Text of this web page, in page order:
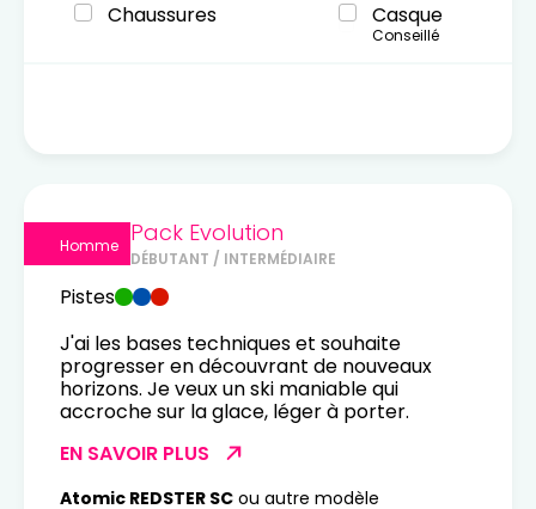
Chaussures Casque
Conseillé
Homme Pack Evolution
DÉBUTANT / INTERMÉDIAIRE
Pistes
J'ai les bases techniques et souhaite
progresser en découvrant de nouveaux
horizons. Je veux un ski maniable qui
accroche sur la glace, léger à porter.
EN SAVOIR PLUS
Atomic REDSTER SC ou autre modèle